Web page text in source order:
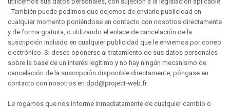
- También puede pedirnos que dejemos de enviarle publicidad en
cualquier momento poniéndose en contacto con nosotros directamente
y de forma gratuita, o utilizando el enlace de cancelación de la
suscripción incluido en cualquier publicidad que le enviemos por correo
electrónico. Si desea oponerse al tratamiento de sus datos personales
sobre la base de un interés legítimo y no hay ningún mecanismo de
cancelación de la suscripción disponible directamente, póngase en
contacto con nosotros en dpd@project-web.fr
Le rogamos que nos informe inmediatamente de cualquier cambio o